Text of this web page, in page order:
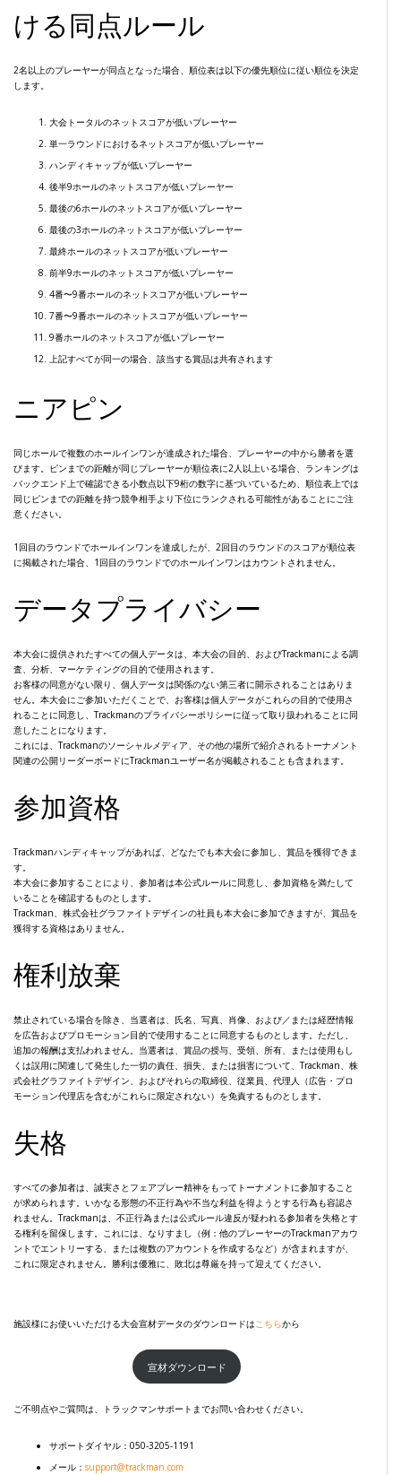
ける同点ルール
2名以上のプレーヤーが同点となった場合、順位表は以下の優先順位に従い順位を決定
します。
大会トータルのネットスコアが低いプレーヤー
単一ラウンドにおけるネットスコアが低いプレーヤー
ハンディキャップが低いプレーヤー
後半9ホールのネットスコアが低いプレーヤー
最後の6ホールのネットスコアが低いプレーヤー
最後の3ホールのネットスコアが低いプレーヤー
最終ホールのネットスコアが低いプレーヤー
前半9ホールのネットスコアが低いプレーヤー
4番〜9番ホールのネットスコアが低いプレーヤー
7番〜9番ホールのネットスコアが低いプレーヤー
9番ホールのネットスコアが低いプレーヤー
上記すべてが同一の場合、該当する賞品は共有されます
ニアピン
同じホールで複数のホールインワンが達成された場合、プレーヤーの中から勝者を選
びます。ピンまでの距離が同じプレーヤーが順位表に2人以上いる場合、ランキングは
バックエンド上で確認できる小数点以下9桁の数字に基づいているため、順位表上では
同じピンまでの距離を持つ競争相手より下位にランクされる可能性があることにご注
意ください。
1回目のラウンドでホールインワンを達成したが、2回目のラウンドのスコアが順位表
に掲載された場合、1回目のラウンドでのホールインワンはカウントされません。
データプライバシー
本大会に提供されたすべての個人データは、本大会の目的、およびTrackmanによる調
査、分析、マーケティングの目的で使用されます。
お客様の同意がない限り、個人データは関係のない第三者に開示されることはありま
せん。本大会にご参加いただくことで、お客様は個人データがこれらの目的で使用さ
れることに同意し、Trackmanのプライバシーポリシーに従って取り扱われることに同
意したことになります。
これには、Trackmanのソーシャルメディア、その他の場所で紹介されるトーナメント
関連の公開リーダーボードにTrackmanユーザー名が掲載されることも含まれます。
参加資格
Trackmanハンディキャップがあれば、どなたでも本大会に参加し、賞品を獲得できま
す。
本大会に参加することにより、参加者は本公式ルールに同意し、参加資格を満たして
いることを確認するものとします。
Trackman、株式会社グラファイトデザインの社員も本大会に参加できますが、賞品を
獲得する資格はありません。
権利放棄
禁止されている場合を除き、当選者は、氏名、写真、肖像、および／または経歴情報
を広告およびプロモーション目的で使用することに同意するものとします。ただし、
追加の報酬は支払われません。当選者は、賞品の授与、受領、所有、または使用もし
くは誤用に関連して発生した一切の責任、損失、または損害について、Trackman、株
式会社グラファイトデザイン、およびそれらの取締役、従業員、代理人（広告・プロ
モーション代理店を含むがこれらに限定されない）を免責するものとします。
失格
すべての参加者は、誠実さとフェアプレー精神をもってトーナメントに参加すること
が求められます。いかなる形態の不正行為や不当な利益を得ようとする行為も容認さ
れません。Trackmanは、不正行為または公式ルール違反が疑われる参加者を失格とす
る権利を留保します。これには、なりすまし（例：他のプレーヤーのTrackmanアカウ
ントでエントリーする、または複数のアカウントを作成するなど）が含まれますが、
これに限定されません。勝利は優雅に、敗北は尊厳を持って迎えてください。
施設様にお使いいただける大会宣材データのダウンロードはこちらから
宣材ダウンロード
ご不明点やご質問は、トラックマンサポートまでお問い合わせください。
サポートダイヤル：050-3205-1191
メール： support@trackman.com